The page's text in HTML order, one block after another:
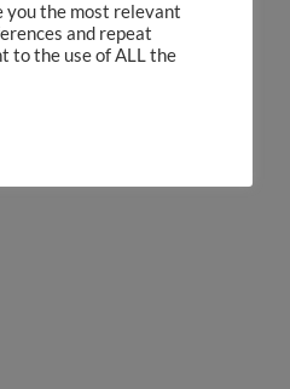
you the most relevant
and repeat
to the use of ALL the